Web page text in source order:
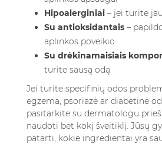
Hipoalerginiai – jei turite
Su antioksidantais –
aplinkos poveikio
Su drėkinamaisiais
turite sausą odą
Jei turite specifinių odos
egzema, psoriazė ar diabetinė
pasitarkite su dermatologu
naudoti bet kokį šveitiklį. Jūsų
patarti, kokie ingredientai yra